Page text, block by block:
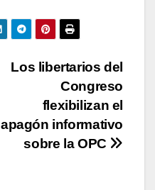
ar
tir
Los libertarios del
Congreso
flexibilizan el
apagón informativo
sobre la OPC